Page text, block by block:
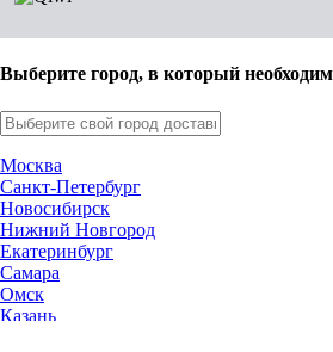
Выберите город, в который
Москва
Санкт-Петербург
Новосибирск
Нижний Новгород
Екатеринбург
Самара
Омск
Казань